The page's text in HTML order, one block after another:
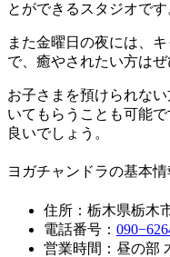
とができるスタジオです
また金曜日の夜には、
で、癒やされたい方は
お子さまを預けられな
いてもらうことも可能
良いでしょう。
ヨガチャンドラの基本情
住所：栃木県栃木
電話番号：
営業時間：昼の部